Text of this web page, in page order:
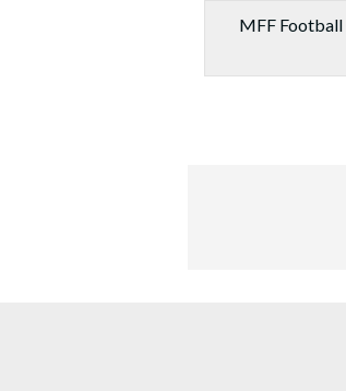
MFF Football